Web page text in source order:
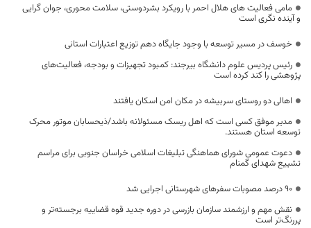
مامی فعالیت های هلال احمر با رویکرد بشردوستی، سلامت محوری، جوان گرایی
و آینده نگری است
خوسف در مسیر توسعه با وجود جایگاه دهم توزیع اعتبارات استانی
رئیس پردیس علوم دانشگاه بیرجند: کمبود تجهیزات و بودجه، فعالیت‌های
پژوهشی را کند کرده است
اهالی دو روستای سربیشه در مکان امن اسکان یافتند
مدیر موفق کسی است که اهل ریسک مسئولانه باشد/ذیحسابان موتور محرک
توسعه استان هستند.
دعوت عمومی شورای هماهنگی تبلیغات اسلامی خراسان جنوبی برای مراسم
تشییع شهدای گمنام
۹۰ درصد مصوبات سفرهای شهرستانی اجرایی شد
نقش مهم و ارزشمند سازمان بازرسی در دوره جدید قوه قضاییه برجسته‌تر و
پررنگ‌تر است